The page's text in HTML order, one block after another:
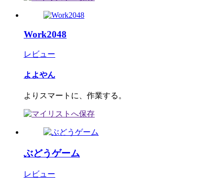
Work2048
レビュー
よよやん
よりスマートに、作業する。
ぶどうゲーム
レビュー